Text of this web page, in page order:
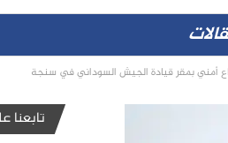
تابعنا